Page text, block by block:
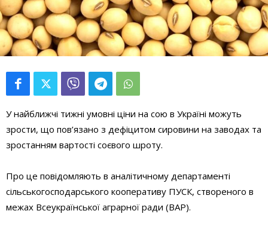
У найближчі тижні умовні ціни на сою в Україні можуть
зрости, що пов’язано з дефіцитом сировини на заводах та
зростанням вартості соєвого шроту.
Про це повідомляють в аналітичному департаменті
сільськогосподарського кооперативу ПУСК, створеного в
межах Всеукраїнської аграрної ради (ВАР).